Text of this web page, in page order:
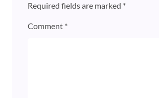
Required fields are marked *
Comment *